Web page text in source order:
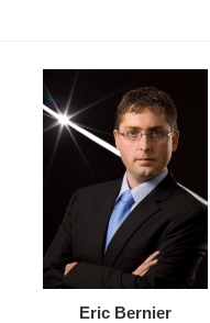
Eric Bernier